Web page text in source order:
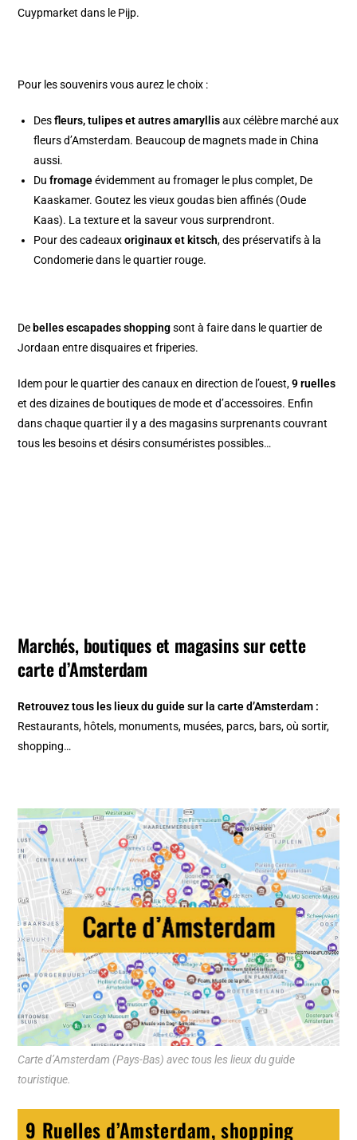
Cuypmarketdans le Pijp.
Pour les souvenirs vous aurez le choix :
Desfleurs, tulipes et autres amaryllisaux célèbre marché aux
fleurs d’Amsterdam. Beaucoup de magnets made in China
aussi.
Dufromageévidemment au fromager le plus complet, De
Kaaskamer. Goutez les vieux goudas bien affinés (Oude
Kaas). La texture et la saveur vous surprendront.
Pour des cadeauxoriginaux et kitsch, des préservatifs à la
Condomeriedans lequartier rouge.
De belles escapades shoppingsont à faire dans le quartier de
Jordaan entre disquaires et friperies.
Idem pour le quartier des canaux en direction de l’ouest,9 ruelles
et des dizaines de boutiques de mode et d’accessoires. Enfin
dans chaque quartier il y a des magasins surprenants couvrant
tous les besoins et désirs consuméristes possibles…
Marchés, boutiques et magasins sur cette
carte d’Amsterdam
Retrouvez tous les lieux du guide sur lacarte d’Amsterdam :
Restaurants, hôtels, monuments, musées, parcs, bars, où sortir,
shopping…
Carte d’Amsterdam (Pays-Bas) avec tous les lieux du guide
touristique.
9 Ruelles d’Amsterdam, shopping